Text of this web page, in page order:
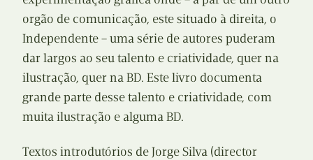
orgão de comunicação, este situado à direita, o
Independente – uma série de autores puderam
dar largos ao seu talento e criatividade, quer na
ilustração, quer na BD. Este livro documenta
grande parte desse talento e criatividade, com
muita ilustração e alguma BD.
Textos introdutórios de Jorge Silva (director